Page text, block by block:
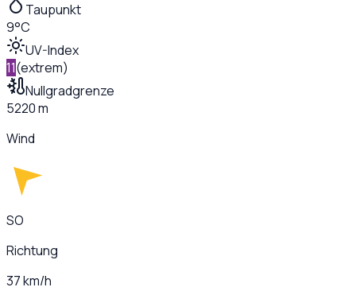
Taupunkt
9°C
UV-Index
11(extrem)
Nullgradgrenze
5220 m
Wind
SO
Richtung
37 km/h